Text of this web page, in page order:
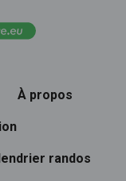
À propos
randos